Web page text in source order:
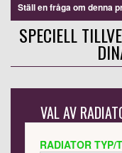
Ställ en fråga om denna
SPECIELL
VAL AV
RADIATOR TYP/